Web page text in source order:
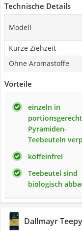
Technische Details
Modell
Kurze Ziehzeit
Ohne Aromastoffe
Vorteile
einzeln in
Pyramiden-
Teebeuteln
koffeinfrei
Teebeutel sind
biologisch
Dallmayr